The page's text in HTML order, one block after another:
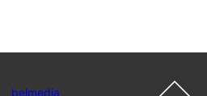
belmedia